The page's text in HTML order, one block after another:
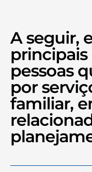
A seguir,
pessoas
por
familiar,